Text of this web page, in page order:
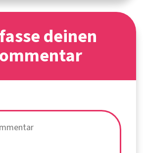
deinen